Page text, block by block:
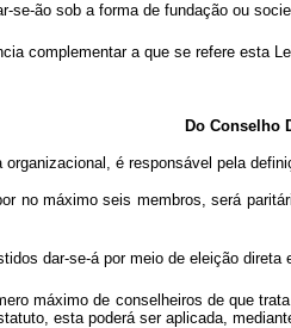
se-ão sob a forma de fundação ou
complementar a que se refere esta
Do Conselho
é responsável pela
no máximo seis membros, será
dar-se-á por meio de eleição direta
máximo de conselheiros de que
esta poderá ser aplicada,